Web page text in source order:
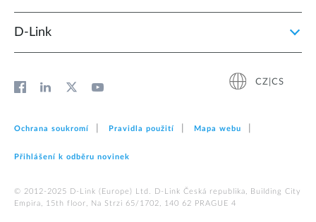
D‑Link
CZ|CS
Ochrana soukromí Pravidla použití Mapa webu
Přihlášení k odběru novinek
© 2012‑2025 D‑Link (Europe) Ltd. D-Link Česká republika, Building City
Empira, 15th floor, Na Strzi 65/1702, 140 62 PRAGUE 4